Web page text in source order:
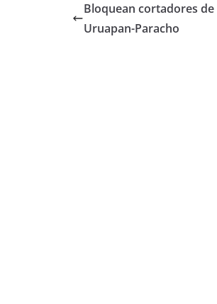
Bloquean cortadores
Uruapan-Paracho